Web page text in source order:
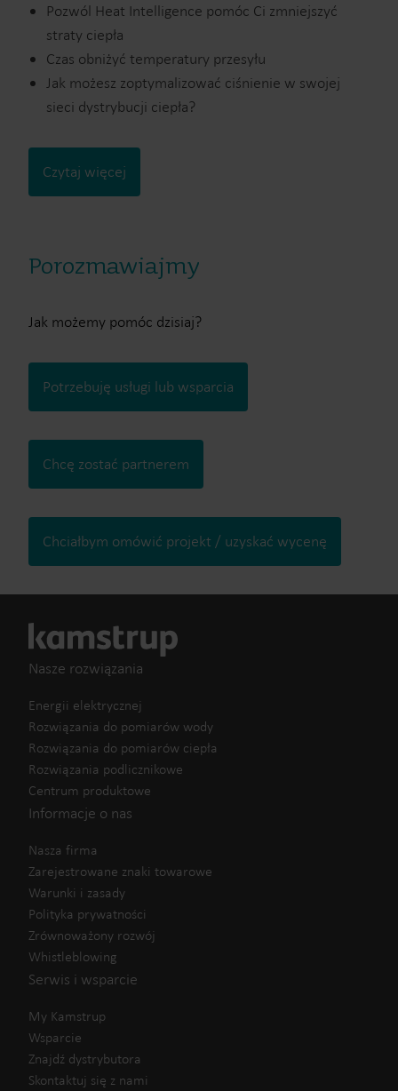
Pozwól Heat Intelligence pomóc Ci zmniejszyć
straty ciepła
Czas obniżyć temperatury przesyłu
Jak możesz zoptymalizować ciśnienie w swojej
sieci dystrybucji ciepła?
Czytaj więcej
Porozmawiajmy
Jak możemy pomóc dzisiaj?
Potrzebuję usługi lub wsparcia
Chcę zostać partnerem
Chciałbym omówić projekt / uzyskać wycenę
Nasze rozwiązania
Energii elektrycznej
Rozwiązania do pomiarów wody
Rozwiązania do pomiarów ciepła
Rozwiązania podlicznikowe
Centrum produktowe
Informacje o nas
Nasza firma
Zarejestrowane znaki towarowe
Warunki i zasady
Polityka prywatności
Zrównoważony rozwój
Whistleblowing
Serwis i wsparcie
My Kamstrup
Wsparcie
Znajdź dystrybutora
Skontaktuj się z nami